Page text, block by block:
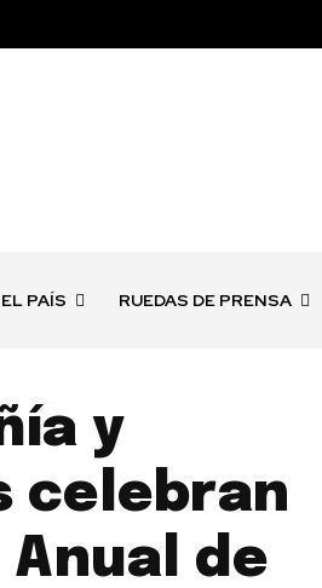
EL PAÍS RUEDAS DE PRENSA
y
celebran
de